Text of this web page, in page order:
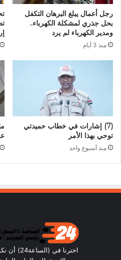
رجل أعمال يبلغ البرهان التكفل
بحل جذري لمشكلة الكهرباء..
ومدير الكهرباء لم يرد
منذ 3 أيام
(7) إشارات في خطاب حميدتي
توحي بهذا الأمر
منذ أسبوع واحد
اخترنا في